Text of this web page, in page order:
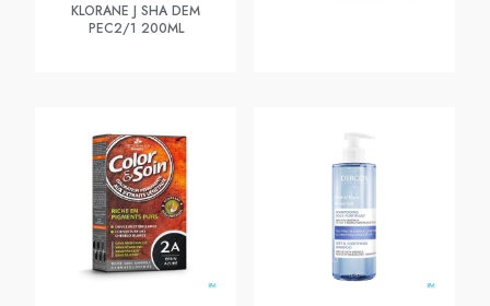
KLORANE J SHA DEM
PEC2/1 200ML